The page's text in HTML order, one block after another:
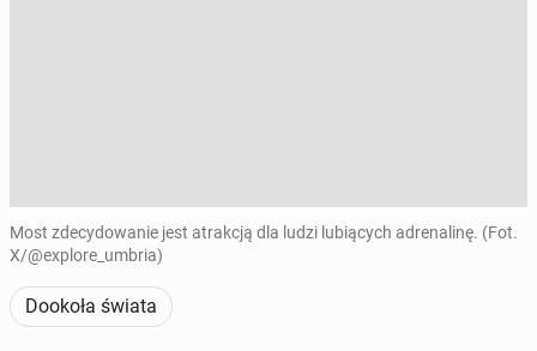
Most zdecydowanie jest atrakcją dla ludzi lubiących adrenalinę. (Fot.
X/@explore_umbria)
Dookoła świata